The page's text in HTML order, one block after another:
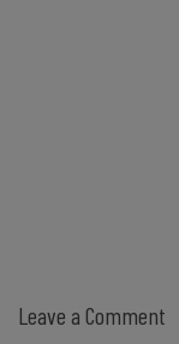
Leave a Comment